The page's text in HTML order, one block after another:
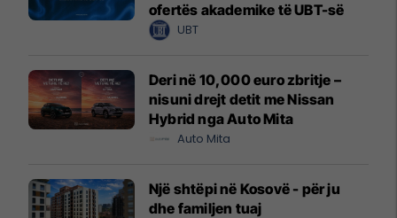
ofertës akademike të UBT-së
UBT
Deri në 10,000 euro zbritje –
nisuni drejt detit me Nissan
Hybrid nga Auto Mita
Auto Mita
Një shtëpi në Kosovë - për ju
dhe familjen tuaj